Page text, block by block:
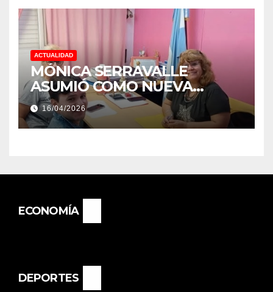
ACTUALIDAD
MÓNICA SERRAVALLE
ASUMIÓ COMO NUEVA
DIRECTORA DEL E.E.S. N° 82
«RENÉ FAVALORO» DE
BASAIL.
16/04/2026
ECONOMÍA
DEPORTES